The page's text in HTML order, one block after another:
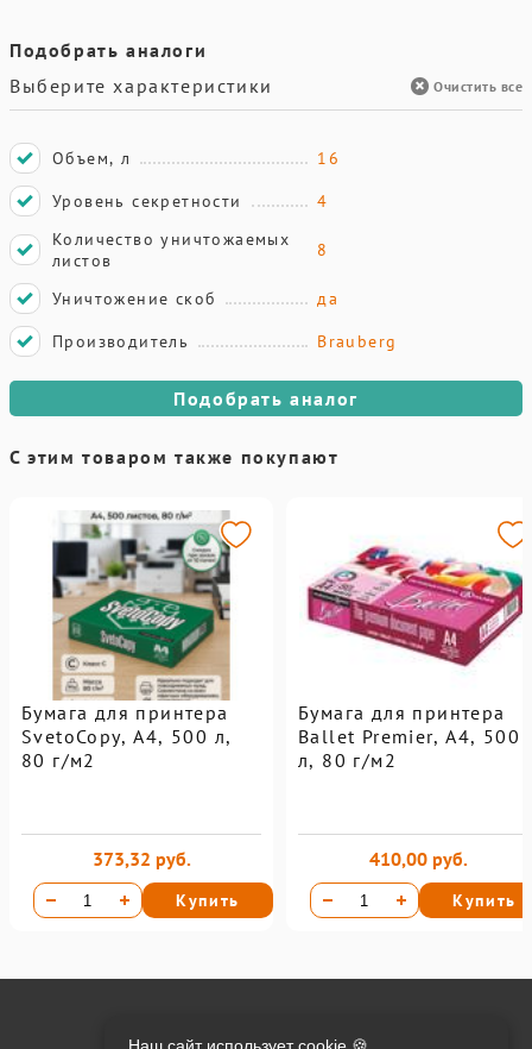
Подобрать аналоги
Выберите характеристики
Очистить все
Объем, л
16
Уровень секретности
4
Количество уничтожаемых
листов
8
Уничтожение скоб
да
Производитель
Brauberg
Подобрать аналог
С этим товаром также покупают
Бумага для принтера
SvetoCopy, A4, 500 л,
80 г/м2
373,32 руб.
Купить
Бумага для принтера
Ballet Premier, А4, 500
л, 80 г/м2
410,00 руб.
Купить
Онлайн оплата на сайте: